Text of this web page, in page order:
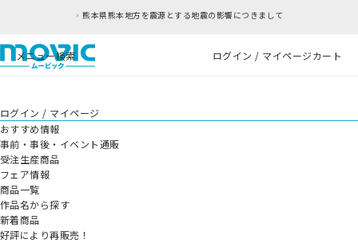
熊本県熊本地方を震源とする地震の影響につきまして
メニュー検索 ログイン / マイページカート
ログイン / マイページ
おすすめ情報
事前・事後・イベント通販
受注生産商品
フェア情報
商品一覧
作品名から探す
新着商品
好評により再販売！